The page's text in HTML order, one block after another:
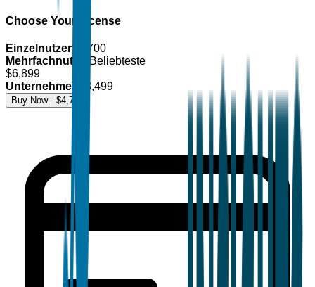
Choose Your License
Einzelnutzer$
4,700
Mehrfachnutzer
Beliebteste
$6,899
Unternehmen
8,499
Buy Now - $4,700